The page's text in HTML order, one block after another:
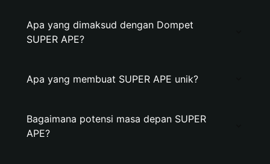
Apa yang dimaksud dengan Dompet
SUPER APE?
Apa yang membuat SUPER APE unik?
Bagaimana potensi masa depan SUPER
APE?